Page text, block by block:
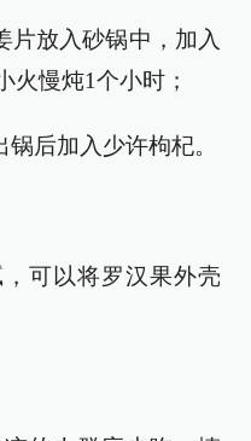
片放入砂锅中，加入
火慢炖1个小时；
后加入少许枸杞。
可以将罗汉果外壳